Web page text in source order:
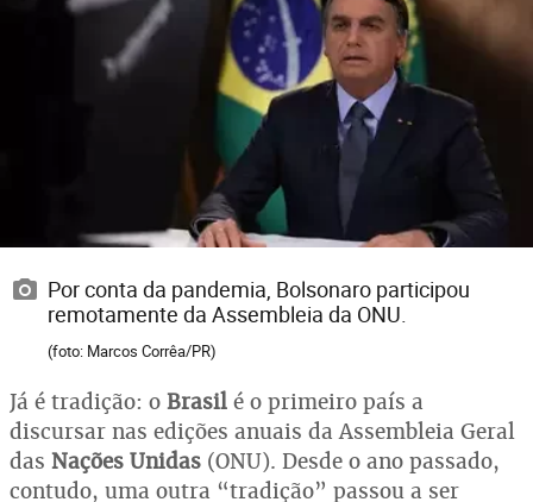
Por conta da pandemia, Bolsonaro participou
remotamente da Assembleia da ONU.
(foto: Marcos Corrêa/PR)
Já é tradição: o Brasil é o primeiro país a
discursar nas edições anuais da Assembleia Geral
das Nações Unidas (ONU). Desde o ano passado,
contudo, uma outra “tradição” passou a ser